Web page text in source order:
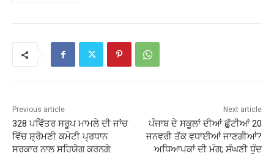
Previous article
328 ਪਵਿੱਤਰ ਸਰੂਪ ਮਾਮਲੇ ਦੀ ਜਾਂਚ
ਵਿੱਚ ਸ਼੍ਰੋਮਣੀ ਕਮੇਟੀ ਪ੍ਰਧਾਨ
ਸਰਕਾਰ ਨਾਲ ਸਹਿਯੋਗ ਕਰਨਗੇ:
Next article
ਪੰਜਾਬ ਦੇ ਸਕੂਲਾਂ ਦੀਆਂ ਛੁੱਟੀਆਂ 20
ਜਨਵਰੀ ਤੱਕ ਵਧਾਈਆਂ ਜਾਣਗੀਆਂ?
ਅਧਿਆਪਕਾਂ ਦੀ ਮੰਗ; ਸੰਘਣੀ ਧੁੰਦ